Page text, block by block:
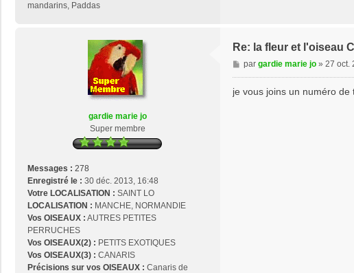
mandarins, Paddas
gardie marie jo
Super membre
Messages : 278
Enregistré le : 30 déc. 2013, 16:48
Votre LOCALISATION : SAINT LO
LOCALISATION : MANCHE, NORMANDIE
Vos OISEAUX : AUTRES PETITES
PERRUCHES
Vos OISEAUX(2) : PETITS EXOTIQUES
Vos OISEAUX(3) : CANARIS
Précisions sur vos OISEAUX : Canaris de
Re: la fleur et l'oiseau
M
e
par gardie marie jo» 27 oct.
je vous joins un numéro